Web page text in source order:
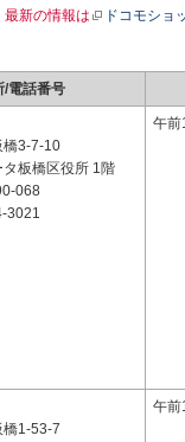
新の情報は ドコモショ
/電話番号
橋3-7-10
板橋区役所 1階
068
3021
午前
橋1-53-7
午前